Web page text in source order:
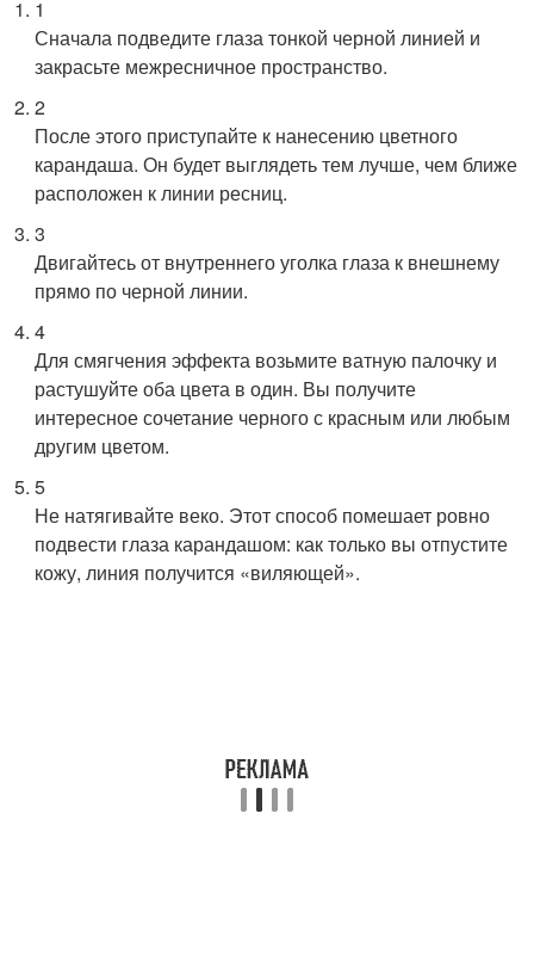
1
Сначала подведите глаза тонкой черной линией и
закрасьте межресничное пространство.
2
После этого приступайте к нанесению цветного
карандаша. Он будет выглядеть тем лучше, чем ближе
расположен к линии ресниц.
3
Двигайтесь от внутреннего уголка глаза к внешнему
прямо по черной линии.
4
Для смягчения эффекта возьмите ватную палочку и
растушуйте оба цвета в один. Вы получите
интересное сочетание черного с красным или любым
другим цветом.
5
Не натягивайте веко. Этот способ помешает ровно
подвести глаза карандашом: как только вы отпустите
кожу, линия получится «виляющей».